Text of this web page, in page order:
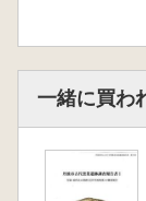
一緒に買わ